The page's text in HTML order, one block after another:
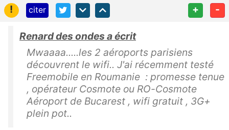
!
citer + -
Renard des ondes a écrit
Mwaaaa.....les 2 aéroports parisiens
découvrent le wifi.. J'ai récemment testé
Freemobile en Roumanie : promesse tenue
, opérateur Cosmote ou RO-Cosmote
Aéroport de Bucarest , wifi gratuit , 3G+
plein pot..